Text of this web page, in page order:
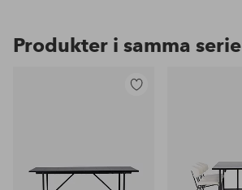
Produkter i samma serie